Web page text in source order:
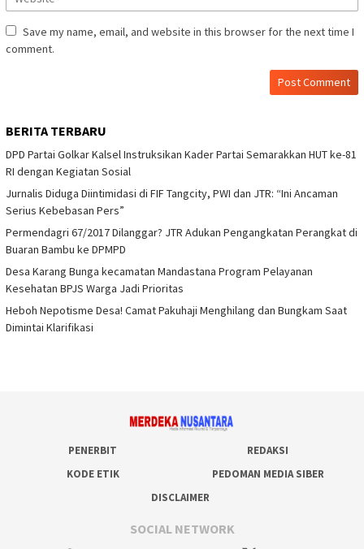
Save my name, email, and website in this browser for the next time I
comment.
BERITA TERBARU
DPD Partai Golkar Kalsel Instruksikan Kader Partai Semarakkan HUT ke-81
RI dengan Kegiatan Sosial
Jurnalis Diduga Diintimidasi di FIF Tangcity, PWI dan JTR: “Ini Ancaman
Serius Kebebasan Pers”
Permendagri 67/2017 Dilanggar? JTR Adukan Pengangkatan Perangkat di
Buaran Bambu ke DPMPD
Desa Karang Bunga kecamatan Mandastana Program Pelayanan
Kesehatan BPJS Warga Jadi Prioritas
Heboh Nepotisme Desa! Camat Pakuhaji Menghilang dan Bungkam Saat
Dimintai Klarifikasi
PENERBIT
REDAKSI
KODE ETIK
PEDOMAN MEDIA SIBER
DISCLAIMER
SOCIAL NETWORK